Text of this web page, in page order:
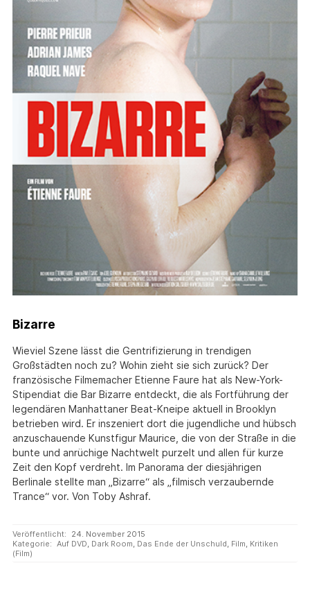
Bizarre
Wieviel Szene lässt die Gentrifizierung in trendigen
Großstädten noch zu? Wohin zieht sie sich zurück? Der
französische Filmemacher Etienne Faure hat als New-York-
Stipendiat die Bar Bizarre entdeckt, die als Fortführung der
legendären Manhattaner Beat-Kneipe aktuell in Brooklyn
betrieben wird. Er inszeniert dort die jugendliche und hübsch
anzuschauende Kunstfigur Maurice, die von der Straße in die
bunte und anrüchige Nachtwelt purzelt und allen für kurze
Zeit den Kopf verdreht. Im Panorama der diesjährigen
Berlinale stellte man „Bizarre“ als „filmisch verzaubernde
Trance“ vor. Von Toby Ashraf.
Veröffentlicht:
24. November 2015
Kategorie: Auf DVD, Dark Room, Das Ende der Unschuld, Film, Kritiken
(Film)